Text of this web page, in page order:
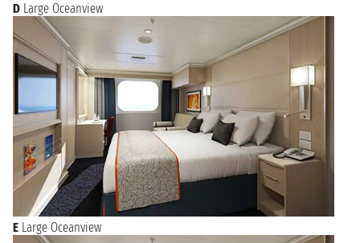
D Large Oceanview
E Large Oceanview